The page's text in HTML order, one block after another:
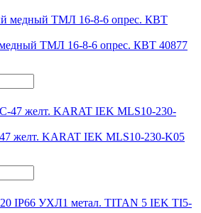
ТМЛ 16-8-6 опрес. КВТ 40877
желт. KARAT IEK MLS10-230-K05